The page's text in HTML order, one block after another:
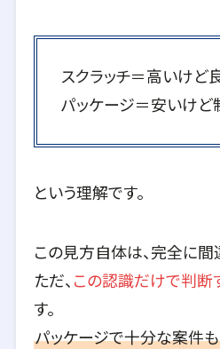
スクラッチ＝高いけど
パッケージ＝安いけど
という理解です。
この見方自体は、完全に間
ただ、 この認識だけで判断
す。
パッケージで十分な案件